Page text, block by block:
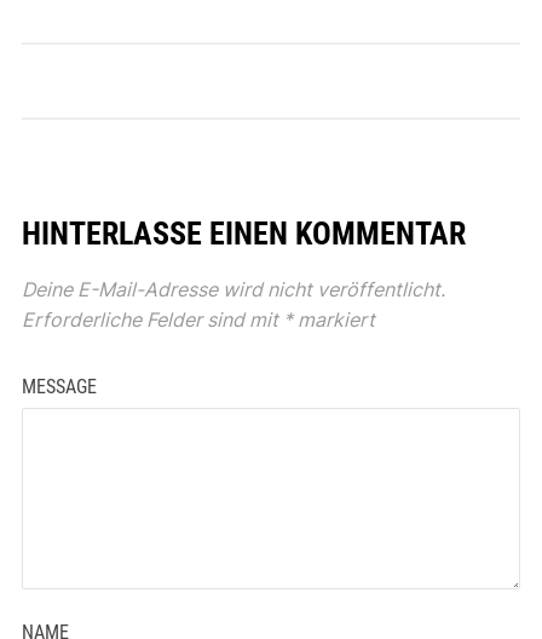
HINTERLASSE EINEN KOMMENTAR
Deine E-Mail-Adresse wird nicht veröffentlicht.
Erforderliche Felder sind mit *markiert
MESSAGE
NAME